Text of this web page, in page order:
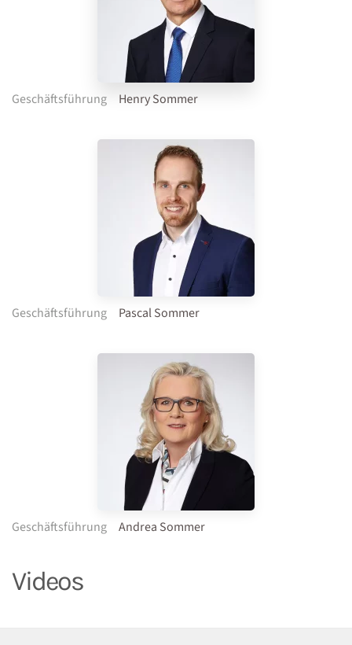
Geschäftsführung Henry Sommer
Geschäftsführung Pascal Sommer
Geschäftsführung Andrea Sommer
Videos